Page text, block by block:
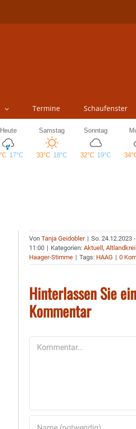
Termine Schaufenster
VonTanja Geidobler | So. 24.12.2023 -
11:00 | Kategorien:Aktuell,
Haager-Stimme | Tags: HAAG | 0
Hinterlassen Sie
Kommentar